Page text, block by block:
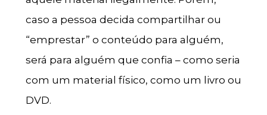
caso a pessoa decida compartilhar ou
“emprestar” o conteúdo para alguém,
será para alguém que confia – como seria
com um material físico, como um livro ou
DVD.